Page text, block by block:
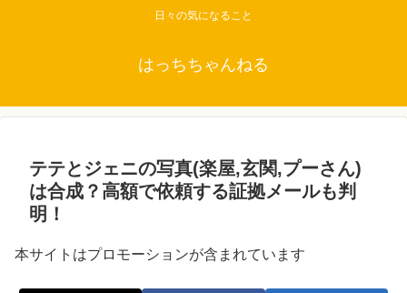
日々の気になること
はっちちゃんねる
テテとジェニの写真(楽屋,玄関,プーさん)
は合成？高額で依頼する証拠メールも判
明！
本サイトはプロモーションが含まれています